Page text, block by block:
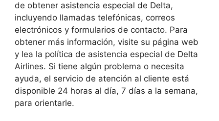
de obtener asistencia especial de Delta,
incluyendo llamadas telefónicas, correos
electrónicos y formularios de contacto. Para
obtener más información, visite su página web
y lea la política de asistencia especial de Delta
Airlines. Si tiene algún problema o necesita
ayuda, el servicio de atención al cliente está
disponible 24 horas al día, 7 días a la semana,
para orientarle.